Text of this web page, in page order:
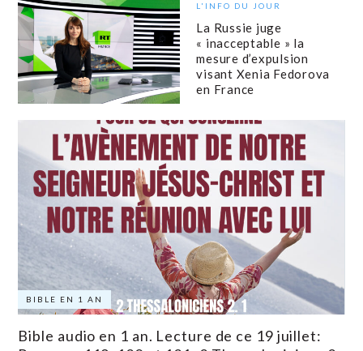
L'INFO DU JOUR
La Russie juge
« inacceptable » la
mesure d’expulsion
visant Xenia Fedorova
en France
BIBLE EN 1 AN
Bible audio en 1 an. Lecture de ce 19 juillet: